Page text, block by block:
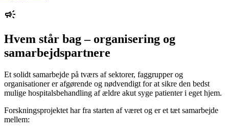
Hvem står bag – organisering og
samarbejdspartnere
Et solidt samarbejde på tværs af sektorer, faggrupper og
organisationer er afgørende og nødvendigt for at sikre den bedst
mulige hospitalsbehandling af ældre akut syge patienter i eget hjem.
Forskningsprojektet har fra starten af været og er et tæt samarbejde
mellem: